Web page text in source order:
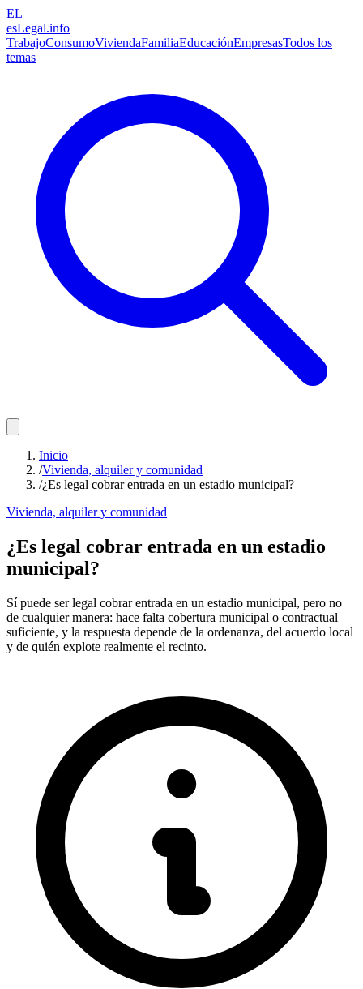
EL
esLegal.info
TrabajoConsumoViviendaFamiliaEducaciónEmpresasTodos los
temas
Inicio
/Vivienda, alquiler y comunidad
/¿Es legal cobrar entrada en un estadio municipal?
Vivienda, alquiler y comunidad
¿Es legal cobrar entrada en un estadio
municipal?
Sí puede ser legal cobrar entrada en un estadio municipal, pero no
de cualquier manera: hace falta cobertura municipal o contractual
suficiente, y la respuesta depende de la ordenanza, del acuerdo local
y de quién explote realmente el recinto.